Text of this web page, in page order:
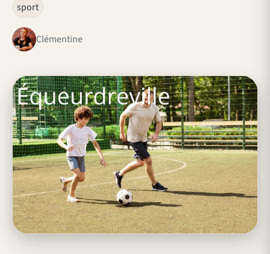
sport
Clémentine